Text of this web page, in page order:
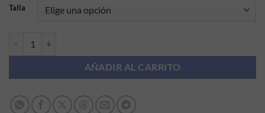
Talla
AÑADIR AL CARRITO